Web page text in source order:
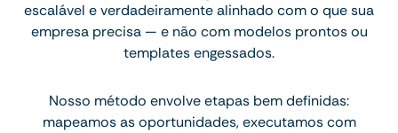
escalável e verdadeiramente alinhado com o que sua
empresa precisa — e não com modelos prontos ou
templates engessados.
Nosso método envolve etapas bem definidas:
mapeamos as oportunidades, executamos com